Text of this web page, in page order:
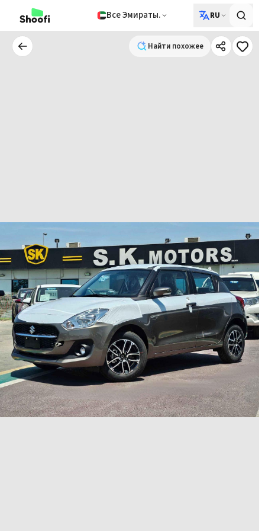
Все Эмираты. RU
Найти похожееНайти похожее